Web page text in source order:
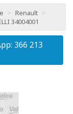
> Renault >
34004001
366 213